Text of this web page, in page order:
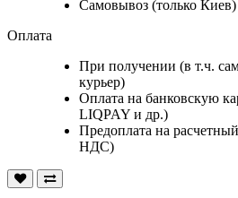
Самовывоз (только Киев)
Оплата
При получении (в т.ч.
курьер)
Оплата на банковскую
LIQPAY и др.)
Предоплата на
НДС)